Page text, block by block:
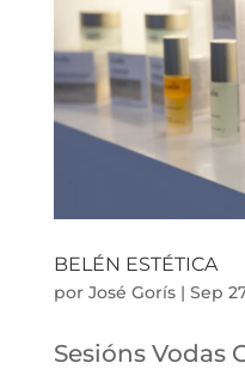
BELÉN ESTÉTICA
por José Gorís| Sep
Sesións Vodas